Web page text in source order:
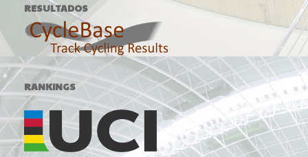
RESULTADOS
RANKINGS